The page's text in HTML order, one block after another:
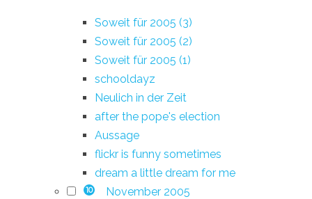
Soweit für 2005 (3)
Soweit für 2005 (2)
Soweit für 2005 (1)
schooldayz
Neulich in der Zeit
after the pope's election
Aussage
flickr is funny sometimes
dream a little dream for me
10 November 2005